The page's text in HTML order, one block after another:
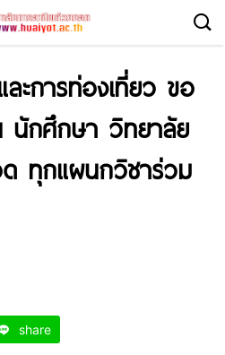
ละการท่องเที่ยว ขอ
นักศึกษา วิทยาลัย
ทุกแผนกวิชาร่วม
share